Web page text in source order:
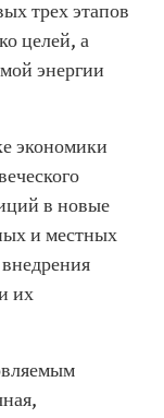
трех этапов
целей, а
энергии
экономики
в новые
и местных
их